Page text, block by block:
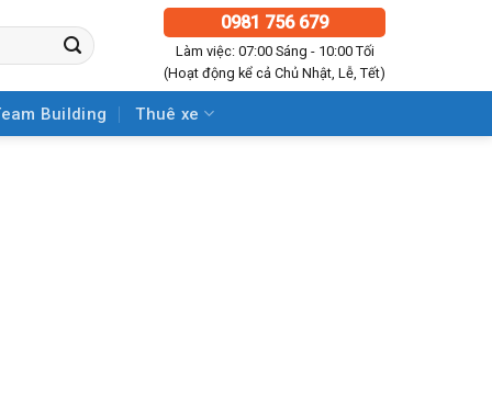
0981 756 679
Làm việc: 07:00 Sáng - 10:00 Tối
(Hoạt động kể cả Chủ Nhật, Lễ, Tết)
Building Thuê xe